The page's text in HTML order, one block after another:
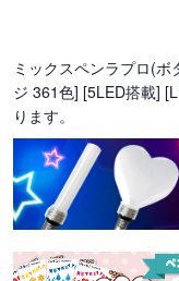
ミックスペンラプロ(
ジ 361色] [5LED搭載]
ります。